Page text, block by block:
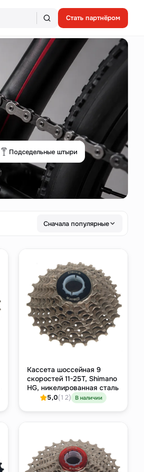
Стать партнёром
Подседельные штыри
Сначала популярные
Кассета шоссейная 9
скоростей 11-25T, Shimano
HG, никелированная сталь
5,0(12) В наличии